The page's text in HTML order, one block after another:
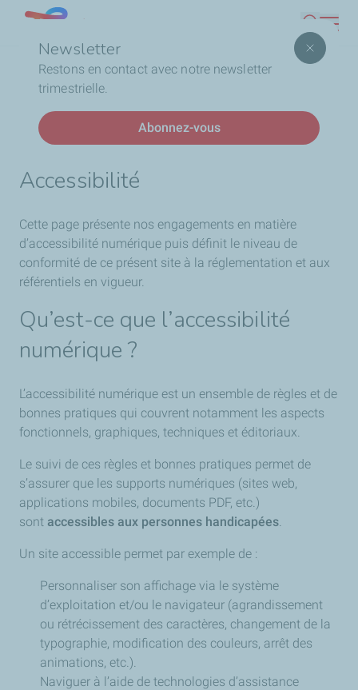
contenu
Newsletter
Restons en contact avec notre newsletter
trimestrielle.
Abonnez-vous
Lebanon
d'Ariane
Accueil Accessibilité: partiellement conforme
Déclaration d’Accessibilité
Accessibilité
Cette page présente nos engagements en matière
d’accessibilité numérique puis définit le niveau de
conformité de ce présent site à la réglementation et aux
référentiels en vigueur.
Qu’est-ce que l’accessibilité
numérique ?
L’accessibilité numérique est un ensemble de règles et de
bonnes pratiques qui couvrent notamment les aspects
fonctionnels, graphiques, techniques et éditoriaux.
Le suivi de ces règles et bonnes pratiques permet de
s’assurer que les supports numériques (sites web,
applications mobiles, documents PDF, etc.)
sont accessibles aux personnes handicapées.
Un site accessible permet par exemple de :
Personnaliser son affichage via le système
d’exploitation et/ou le navigateur (agrandissement
ou rétrécissement des caractères, changement de la
typographie, modification des couleurs, arrêt des
animations, etc.).
Naviguer à l’aide de technologies d’assistance